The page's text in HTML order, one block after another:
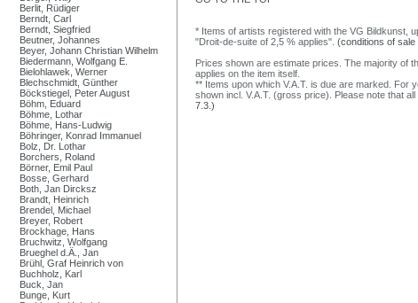
Berlit, Rüdiger
Berndt, Carl
Berndt, Siegfried
Beutner, Johannes
Beyer, Johann Christian Wilhelm
Biedermann, Wolfgang E.
Bielohlawek, Werner
Blechschmidt, Günther
Böckstiegel, Peter August
Böhm, Eduard
Böhme, Lothar
Böhme, Hans-Ludwig
Böhringer, Konrad Immanuel
Bolz, Dr. Lothar
Borchers, Roland
Börner, Emil Paul
Bosse, Gerhard
Both, Jan Dircksz
Brandt, Heinrich
Brendel, Michael
Breyer, Robert
Brockhage, Hans
Bruchwitz, Wolfgang
Brueghel d.Ä., Jan
Brühl, Graf Heinrich von
Buchholz, Karl
Buck, Jan
Bunge, Kurt
* Items of artists registered with the VG Bildkunst,
"Droit-de-suite of 2,5 % applies". (conditions of sale
Prices shown are estimate prices. The majority of
applies on the item itself.
** Items upon which V.A.T. is due are marked. For
shown incl. V.A.T. (gross price). Please note that
7.3.)